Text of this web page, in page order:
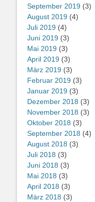
September 2019 (3)
August 2019 (4)
Juli 2019 (4)
Juni 2019 (3)
Mai 2019 (3)
April 2019 (3)
März 2019 (3)
Februar 2019 (3)
Januar 2019 (3)
Dezember 2018 (3)
November 2018 (3)
Oktober 2018 (3)
September 2018 (4)
August 2018 (3)
Juli 2018 (3)
Juni 2018 (3)
Mai 2018 (3)
April 2018 (3)
März 2018 (3)